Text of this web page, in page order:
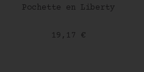
AJOUTER AU PANIER
Pochette en Liberty
Prix
19,17 €